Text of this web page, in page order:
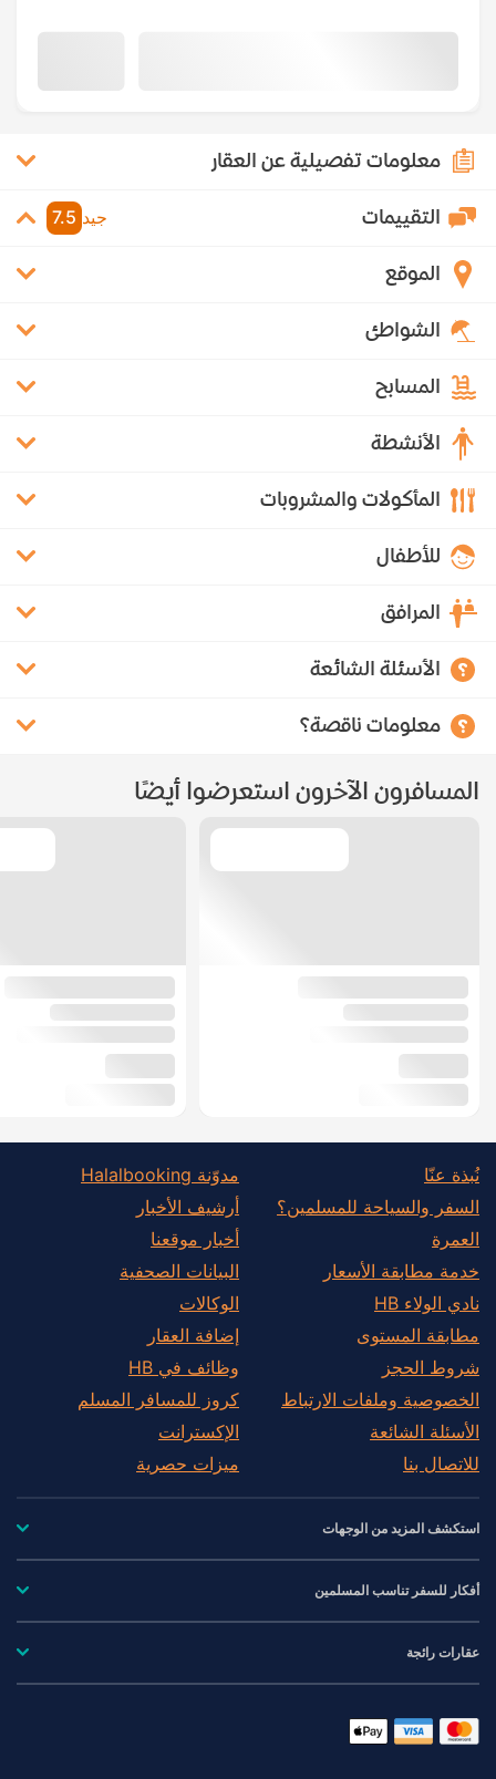
معلومات تفصيلية عن العقار
التقييمات جيد 7.5
الموقع
الشواطئ
المسابح
الأنشطة
المأكولات والمشروبات
للأطفال
المرافق
الأسئلة الشائعة
معلومات ناقصة؟
المسافرون الآخرون استعرضوا أيضًا
نُبذة عنّا
السفر والسياحة للمسلمين؟
العمرة
خدمة مطابقة الأسعار
نادي الولاء HB
مطابقة المستوى
شروط الحجز
الخصوصية وملفات الارتباط
الأسئلة الشائعة
للاتصال بنا
مدوّنة Halalbooking
أرشيف الأخبار
أخبار موقعنا
البيانات الصحفية
الوكالات
إضافة العقار
وظائف في HB
كروز للمسافر المسلم
الإكسترانت
ميزات حصرية
استكشف المزيد من الوجهات
أفكار للسفر تناسب المسلمين
عقارات رائجة